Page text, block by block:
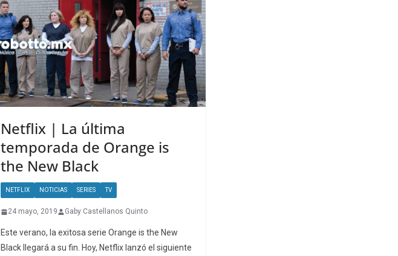
Netflix | La última
temporada de Orange is
the New Black
NETFLIX NOTICIAS SERIES TV
24 mayo, 2019 Gaby Castellanos Quinto
Este verano, la exitosa serie Orange is the New
Black llegará a su fin. Hoy, Netflix lanzó el siguiente